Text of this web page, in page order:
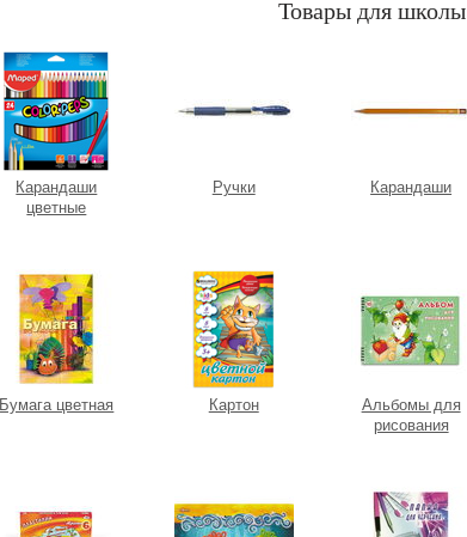
Товары для школы
Карандаши
цветные
Ручки Карандаши
Бумага цветная Картон
Альбомы для
рисования